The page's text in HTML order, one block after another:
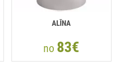
ALĪNA
no 83€